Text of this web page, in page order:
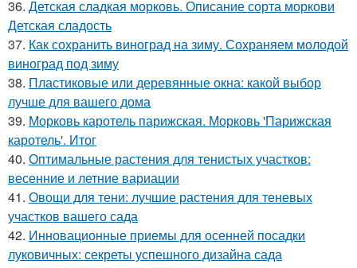
36. Детская сладкая морковь. Описание сорта моркови
Детская сладость
37. Как сохранить виноград на зиму. Сохраняем молодой
виноград под зиму
38. Пластиковые или деревянные окна: какой выбор
лучше для вашего дома
39. Морковь каротель парижская. Морковь 'Парижская
каротель'. Итог
40. Оптимальные растения для тенистых участков:
весенние и летние вариации
41. Овощи для тени: лучшие растения для теневых
участков вашего сада
42. Инновационные приемы для осенней посадки
луковичных: секреты успешного дизайна сада